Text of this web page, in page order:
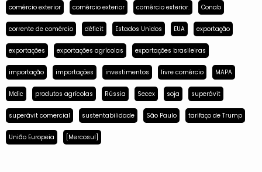
comércio exterior comércio exterior comércio exterior. Conab
corrente de comércio déficit Estados Unidos EUA exportação
exportações exportações agrícolas exportações brasileiras
importação importações investimentos livre comércio MAPA
Mdic produtos agrícolas Rússia Secex soja superávit
superávit comercial sustentabilidade São Paulo tarifaço de Trump
União Europeia [Mercosul]